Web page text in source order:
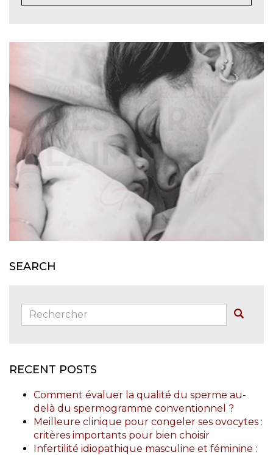
SEARCH
Rechercher:
RECENT POSTS
Comment évaluer la qualité du sperme au-
delà du spermogramme conventionnel ?
Meilleure clinique pour congeler ses ovocytes :
critères importants pour bien choisir
Infertilité idiopathique masculine et féminine :